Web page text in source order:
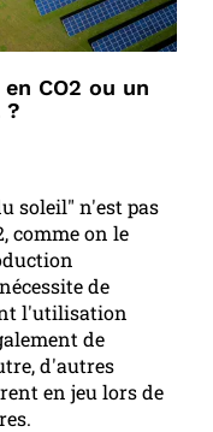
CO2 ou un
?
soleil" n'est pas
comme on le
de
l'utilisation
de
d'autres
en jeu lors de